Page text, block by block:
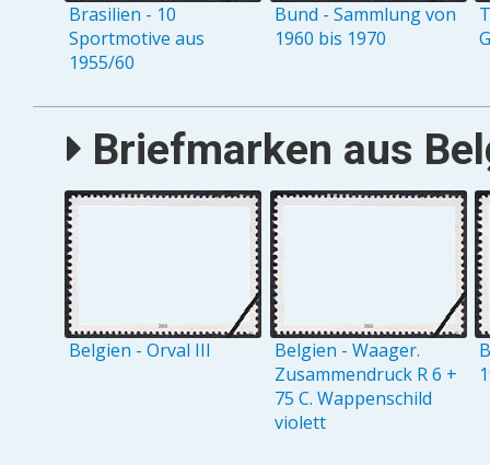
Brasilien - 10
Sportmotive aus
1955/60
Bund - Sammlung von
1960 bis 1970
Briefmarken aus
Belgien - Orval III
Belgien - Waager.
Zusammendruck R 6 +
75 C. Wappenschild
violett